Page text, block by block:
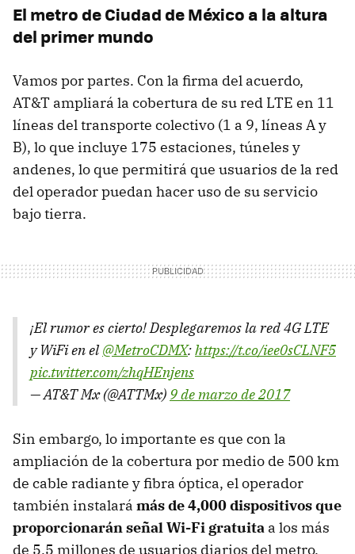
El metro de Ciudad de México a la altura
del primer mundo
Vamos por partes. Con la firma del acuerdo,
AT&T ampliará la cobertura de su red LTE en 11
líneas del transporte colectivo (1 a 9, líneas A y
B), lo que incluye 175 estaciones, túneles y
andenes, lo que permitirá que usuarios de la red
del operador puedan hacer uso de su servicio
bajo tierra.
¡El rumor es cierto! Desplegaremos la red 4G LTE
y WiFi en el@MetroCDMX:https://t.co/iee0sCLNF5
pic.twitter.com/zhqHEnjens
— AT&T Mx (@ATTMx) 9 de marzo de 2017
Sin embargo, lo importante es que con la
ampliación de la cobertura por medio de 500 km
de cable radiante y fibra óptica, el operador
también instalará más de 4,000 dispositivos que
proporcionarán señal Wi-Fi gratuita a los más
de 5.5 millones de usuarios diarios del metro.